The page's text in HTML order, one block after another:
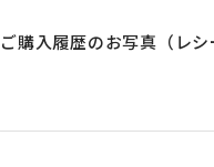
ご購入履歴のお写真（レシ